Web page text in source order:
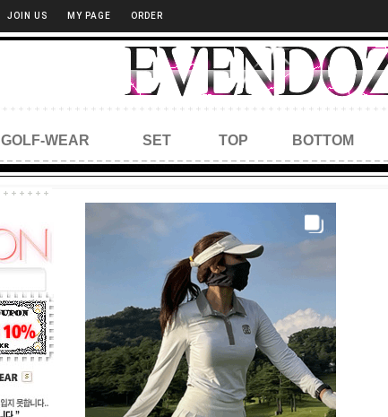
JOIN US MY PAGE ORDER
GOLF-WEAR SET TOP BOTTOM